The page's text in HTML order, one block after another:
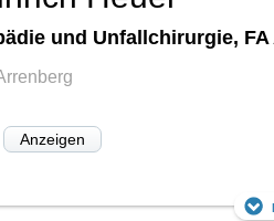
und Unfallchirurgie,
Anzeigen